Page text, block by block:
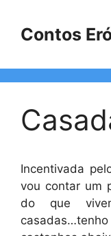
Contos
Incentivada
vou contar um
do que